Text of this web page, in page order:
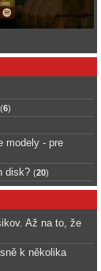
(6)
modely - pre
disk? (20)
Až na to, že
k několika